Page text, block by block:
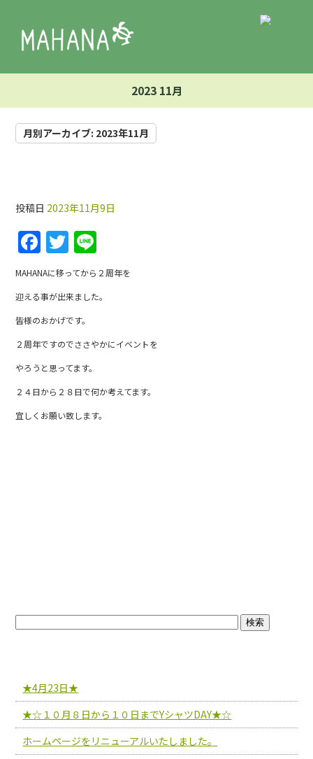
2023 11月
月別アーカイブ: 2023年11月
投稿日 2023年11月9日
F
a
c
e
b
o
o
k
T
w
itt
er
n
e
MAHANAに移ってから２周年を
迎える事が出来ました。
皆様のおかげです。
２周年ですのでささやかにイベントを
やろうと思ってます。
２４日から２８日で何か考えてます。
宜しくお願い致します。
★4月23日★
★☆１０月８日から１０日までYシャツDAY★☆
ホームページをリニューアルいたしました。